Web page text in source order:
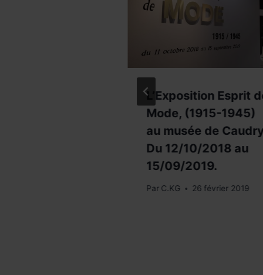
L’Exposition Esprit
Mode, (1915-1945)
au musée de
Du 12/10/2018 au
15/09/2019.
Par C.KG 26 février 2019